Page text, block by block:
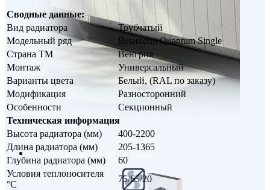
Внутрипольные конвекторы
Сводные данные:
Вид радиатора
Трубчатый
Модельный ряд
Betatherm Quantum Single
Страна ТМ
Венгрия
Монтаж
Универсальный
Варианты цвета
Белый, (RAL по заказу)
Модификация
Разносторонний
Особенности
Секционный
Техническая информация
Высота радиатора (мм)
400-2200
Длина радиатора (мм)
205-1365
Глубина радиатора (мм)
60
Условия теплоносителя
°С
75/65/20